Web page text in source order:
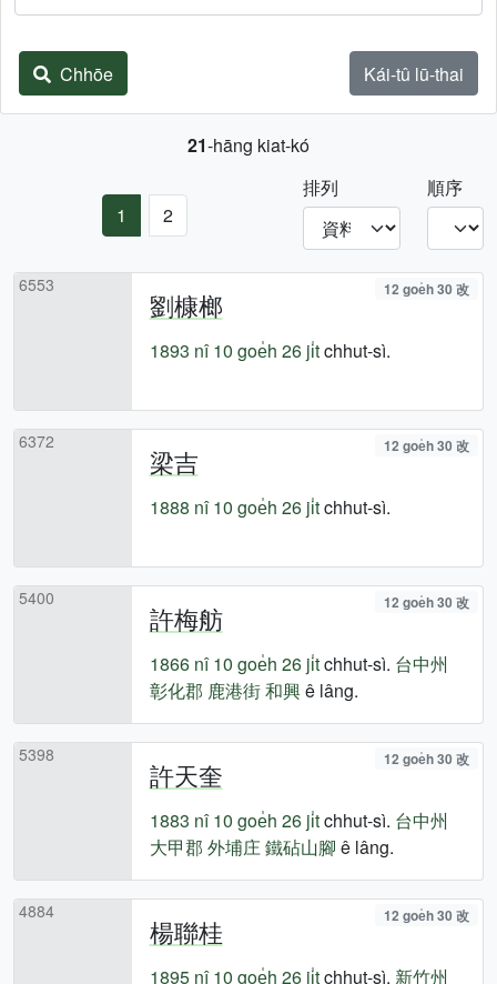
Chhōe Kái-tû lū-thai
21-hāng kiat-kó
1 2
排列 順序
6553
劉槺榔 12 goe̍h 30 改
1893 nî 10 goe̍h 26 ji̍tchhut-sì.
6372
梁吉 12 goe̍h 30 改
1888 nî 10 goe̍h 26 ji̍tchhut-sì.
5400
許梅舫 12 goe̍h 30 改
1866 nî 10 goe̍h 26 ji̍tchhut-sì. 台中州
彰化郡 鹿港街和興ê lâng.
5398
許天奎 12 goe̍h 30 改
1883 nî 10 goe̍h 26 ji̍tchhut-sì. 台中州
大甲郡 外埔庄鐵砧山腳 ê lâng.
4884
楊聯桂 12 goe̍h 30 改
1895 nî 10 goe̍h 26 ji̍tchhut-sì. 新竹州